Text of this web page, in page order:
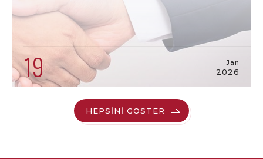
19 Jan
2026
HEPSİNİ GÖSTER